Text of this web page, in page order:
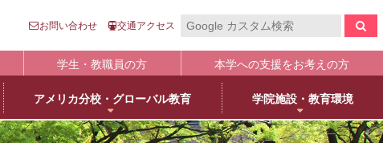
お問い合わせ 交通アクセス
学生・教職員の方 本学への支援をお考えの方
情報の公表
キャンパスライフ
編入
生涯学習
アメリカ分校・グローバル教育
国際センター
学院施設・教育環境